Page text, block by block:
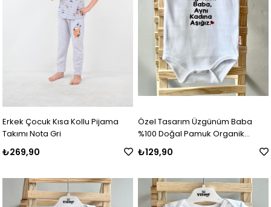
Erkek Çocuk Kısa Kollu Pijama
Takımı Nota Gri
₺269,90
Özel Tasarım Üzgünüm Baba
%100 Doğal Pamuk Organik
Baskılı Çıtçıtlı Body Zıbın Bebek
Badi
₺129,90